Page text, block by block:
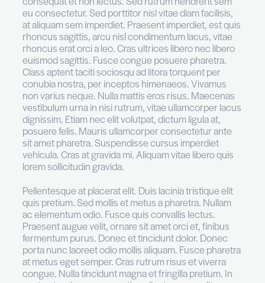
elit. Quisque vestibulum, enim vel blandit
ligula libero mattis libero, id bibendum ligula
amet odio. Praesent non nisl et justo
consequat et non lectus. Sed rutrum
eu consectetur. Sed porttitor nisl vitae diam
at aliquam sem imperdiet. Praesent imperdiet,
rhoncus sagittis, arcu nisl condimentum
rhoncus erat orci a leo. Cras ultrices libero
euismod sagittis. Fusce congue posuere
Class aptent taciti sociosqu ad litora torquent
conubia nostra, per inceptos himenaeos.
non varius neque. Nulla mattis eros risus.
vestibulum urna in nisi rutrum, vitae
dignissim. Etiam nec elit volutpat, dictum ligula
posuere felis. Mauris ullamcorper
sit amet pharetra. Suspendisse cursus
vehicula. Cras at gravida mi. Aliquam vitae
lorem sollicitudin gravida.